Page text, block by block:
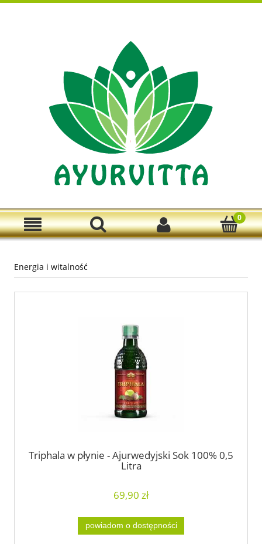
Energia i witalność
Triphala w płynie - Ajurwedyjski Sok 100% 0,5
Litra
69,90 zł
powiadom o dostępności